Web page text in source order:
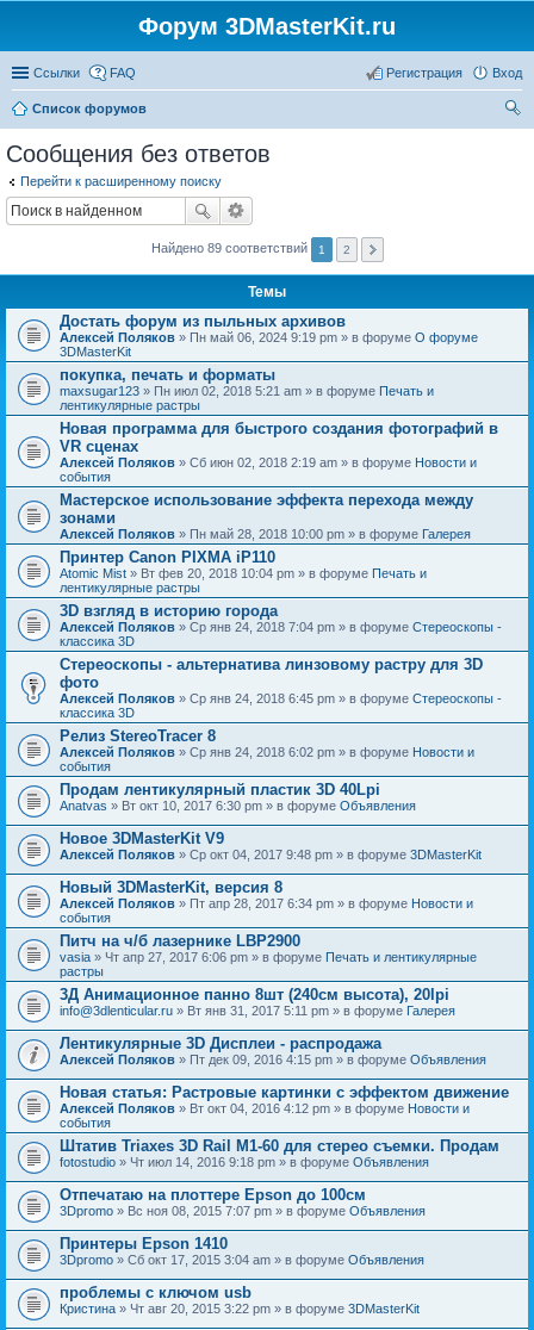
Форум 3DMasterKit.ru
Ссылки FAQ Вход
Регистрация
Список форумов
Сообщения без ответов
Перейти к расширенному поиску
Найдено 89 соответствий 1 2
Темы
Достать форум из пыльных архивов
Алексей Поляков » Пн май 06, 2024 9:19 pm » в форуме О форуме
3DMasterKit
покупка, печать и форматы
maxsugar123 » Пн июл 02, 2018 5:21 am » в форуме Печать и
лентикулярные растры
Новая программа для быстрого создания фотографий в
VR сценах
Алексей Поляков » Сб июн 02, 2018 2:19 am » в форуме Новости и
события
Мастерское использование эффекта перехода между
зонами
Алексей Поляков » Пн май 28, 2018 10:00 pm » в форуме Галерея
Принтер Canon PIXMA iP110
Atomic Mist » Вт фев 20, 2018 10:04 pm » в форуме Печать и
лентикулярные растры
3D взгляд в историю города
Алексей Поляков » Ср янв 24, 2018 7:04 pm » в форуме Стереоскопы -
классика 3D
Стереоскопы - альтернатива линзовому растру для 3D
фото
Алексей Поляков » Ср янв 24, 2018 6:45 pm » в форуме Стереоскопы -
классика 3D
Релиз StereoTracer 8
Алексей Поляков » Ср янв 24, 2018 6:02 pm » в форуме Новости и
события
Продам лентикулярный пластик 3D 40Lpi
Anatvas » Вт окт 10, 2017 6:30 pm » в форуме Объявления
Новое 3DMasterKit V9
Алексей Поляков » Ср окт 04, 2017 9:48 pm » в форуме 3DMasterKit
Новый 3DMasterKit, версия 8
Алексей Поляков » Пт апр 28, 2017 6:34 pm » в форуме Новости и
события
Питч на ч/б лазернике LBP2900
vasia » Чт апр 27, 2017 6:06 pm » в форуме Печать и лентикулярные
растры
3Д Анимационное панно 8шт (240см высота), 20lpi
info@3dlenticular.ru » Вт янв 31, 2017 5:11 pm » в форуме Галерея
Лентикулярные 3D Дисплеи - распродажа
Алексей Поляков » Пт дек 09, 2016 4:15 pm » в форуме Объявления
Новая статья: Растровые картинки с эффектом движение
Алексей Поляков » Вт окт 04, 2016 4:12 pm » в форуме Новости и
события
Штатив Triaxes 3D Rail M1-60 для стерео съемки. Продам
fotostudio » Чт июл 14, 2016 9:18 pm » в форуме Объявления
Отпечатаю на плоттере Epson до 100см
3Dpromo » Вс ноя 08, 2015 7:07 pm » в форуме Объявления
Принтеры Epson 1410
3Dpromo » Сб окт 17, 2015 3:04 am » в форуме Объявления
проблемы с ключом usb
Кристина » Чт авг 20, 2015 3:22 pm » в форуме 3DMasterKit